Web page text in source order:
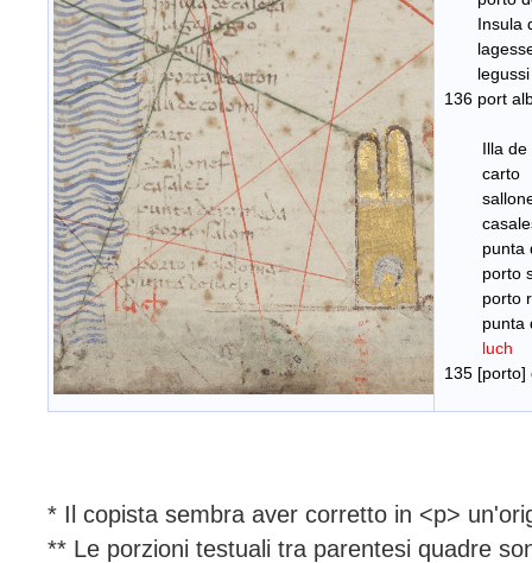
Insula
legussi
136 port
Illa de
carto
punta
porto
porto
punta
luch
135
* Il copista sembra aver corretto in <p>
** Le porzioni testuali tra parentesi quadre